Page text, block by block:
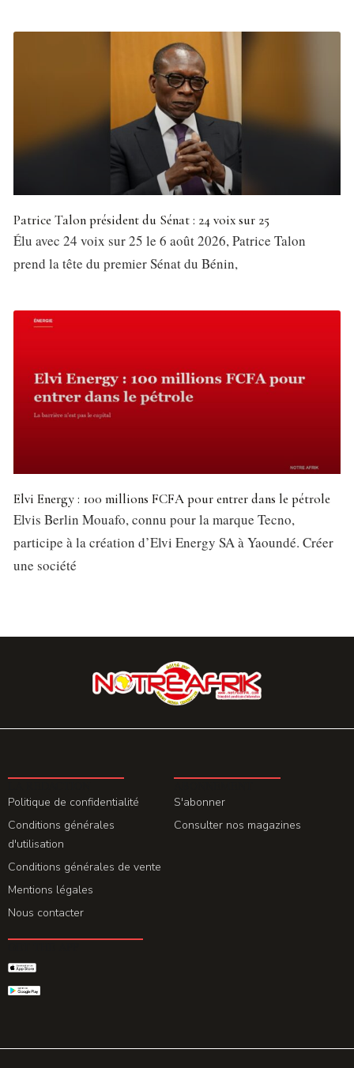
Patrice Talon président du Sénat : 24 voix sur 25
Élu avec 24 voix sur 25 le 6 août 2026, Patrice Talon
prend la tête du premier Sénat du Bénin,
Elvi Energy : 100 millions FCFA pour entrer dans le pétrole
Elvis Berlin Mouafo, connu pour la marque Tecno,
participe à la création d’Elvi Energy SA à Yaoundé. Créer
une société
Politique de confidentialité
Conditions générales
d'utilisation
Conditions générales de vente
Mentions légales
Nous contacter
S'abonner
Consulter nos magazines